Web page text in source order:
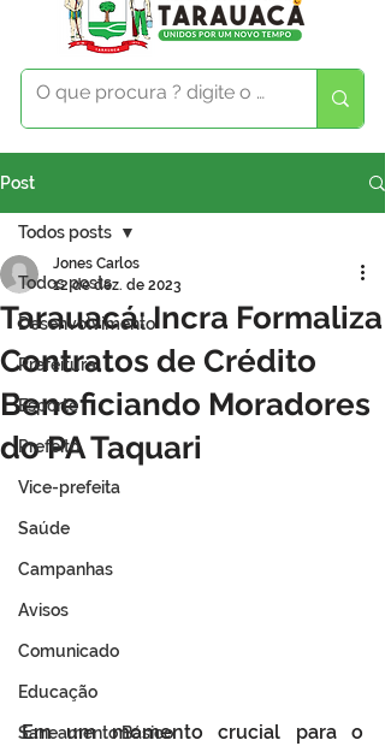
Post
Todos posts
Desenvolvimento
Prefeitura
Esporte
Prefeito
Vice-prefeita
Saúde
Campanhas
Avisos
Comunicado
Educação
Saneamento Básico
Todos posts
Tarauacá: Incra Formaliza
Contratos de Crédito
Beneficiando Moradores
do PA Taquari
Jones Carlos
12 de dez. de 2023
Em um momento crucial para o